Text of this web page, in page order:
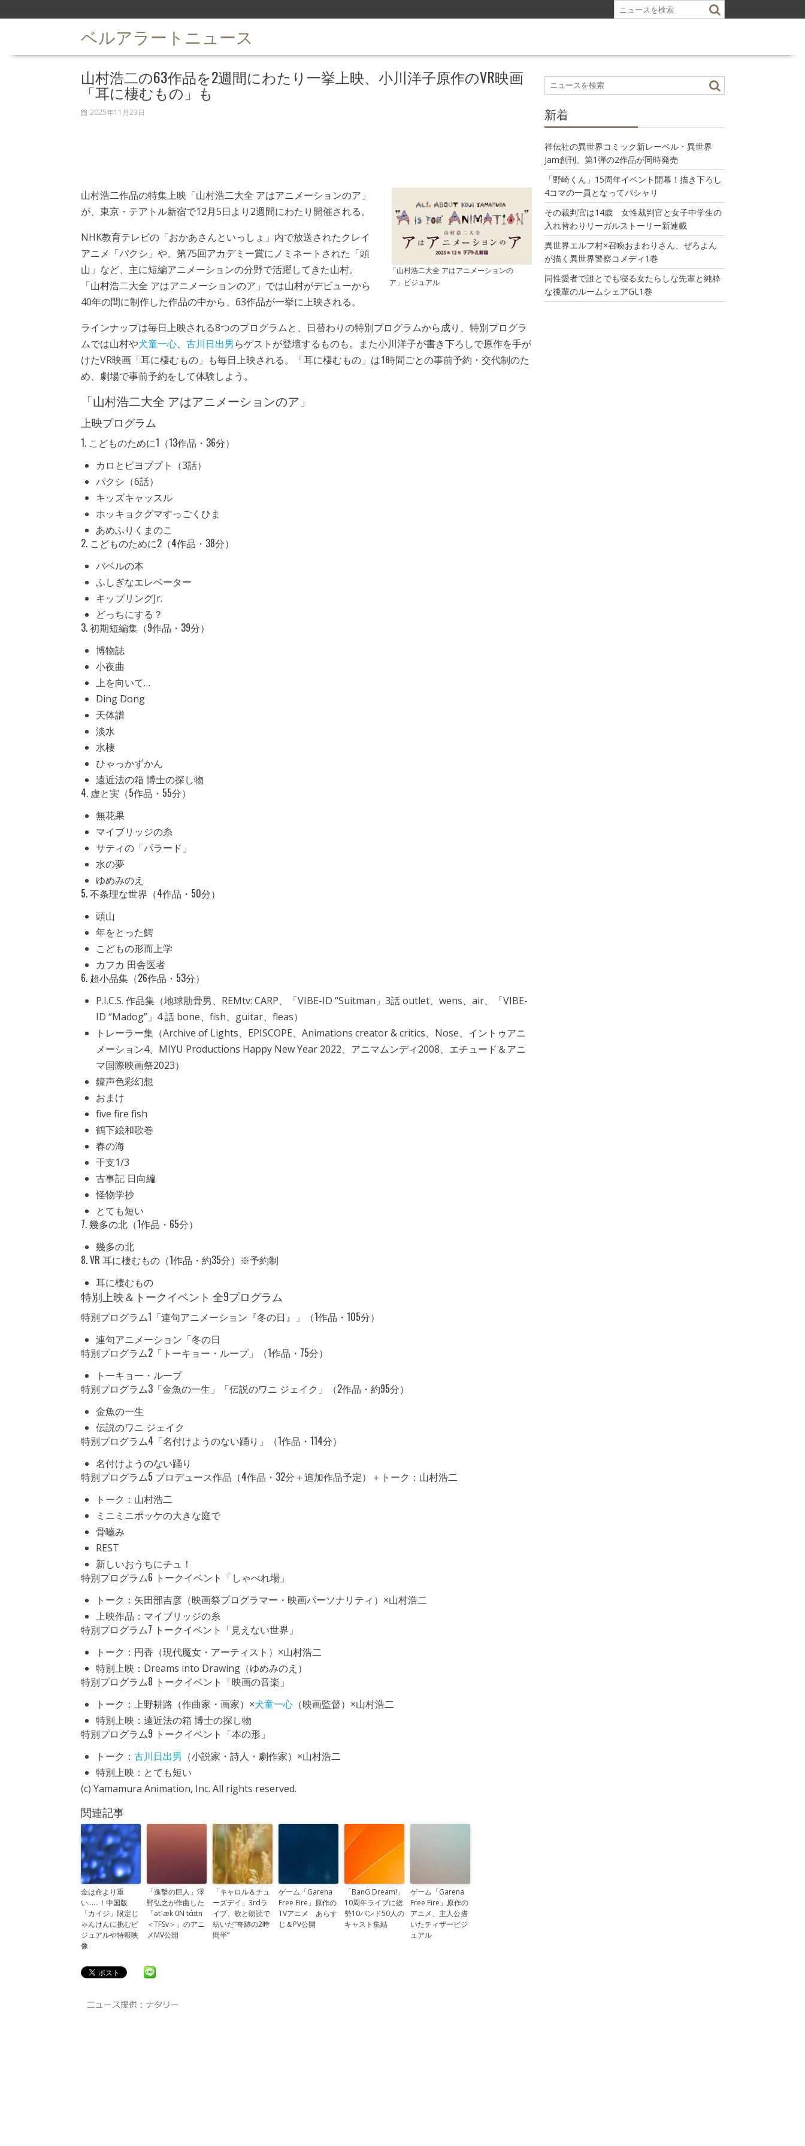
k
ベルアラートニュース
山村浩二の63作品を2週間にわたり一挙上映、小川洋子原作のVR映画
「耳に棲むもの」も
2025年11月23日
「山村浩二大全 アはアニメーションの
ア」ビジュアル
山村浩二作品の特集上映「山村浩二大全 アはアニメーションのア」
が、東京・テアトル新宿で12月5日より2週間にわたり開催される。
NHK教育テレビの「おかあさんといっしょ」内で放送されたクレイ
アニメ「パクシ」や、第75回アカデミー賞にノミネートされた「頭
山」など、主に短編アニメーションの分野で活躍してきた山村。
「山村浩二大全 アはアニメーションのア」では山村がデビューから
40年の間に制作した作品の中から、63作品が一挙に上映される。
ラインナップは毎日上映される8つのプログラムと、日替わりの特別プログラムから成り、特別プログラ
ムでは山村や犬童一心、 古川日出男らゲストが登壇するものも。また小川洋子が書き下ろしで原作を手が
けたVR映画「耳に棲むもの」も毎日上映される。「耳に棲むもの」は1時間ごとの事前予約・交代制のた
め、劇場で事前予約をして体験しよう。
「山村浩二大全 アはアニメーションのア」
上映プログラム
1. こどものために1（13作品・36分）
カロとピヨブプト（3話）
パクシ（6話）
キッズキャッスル
ホッキョクグマすっごくひま
あめふりくまのこ
2. こどものために2（4作品・38分）
バベルの本
ふしぎなエレベーター
キップリングJr.
どっちにする？
3. 初期短編集（9作品・39分）
博物誌
小夜曲
上を向いて…
Ding Dong
天体譜
淡水
水棲
ひゃっかずかん
遠近法の箱 博士の探し物
4. 虚と実（5作品・55分）
無花果
マイブリッジの糸
サティの「パラード」
水の夢
ゆめみのえ
5. 不条理な世界（4作品・50分）
頭山
年をとった鰐
こどもの形而上学
カフカ 田舎医者
6. 超小品集（26作品・53分）
P.I.C.S. 作品集（地球肋骨男、REMtv: CARP、「VIBE-ID “Suitman」3話 outlet、wens、air、「VIBE-
ID “Madog”」4 話 bone、fish、guitar、fleas）
トレーラー集（Archive of Lights、EPISCOPE、Animations creator & critics、Nose、イントゥアニ
メーション4、MIYU Productions Happy New Year 2022、アニマムンディ2008、エチュード＆アニ
マ国際映画祭2023）
鐘声色彩幻想
おまけ
five fire fish
鶴下絵和歌巻
春の海
干支1/3
古事記 日向編
怪物学抄
とても短い
7. 幾多の北（1作品・65分）
幾多の北
8. VR 耳に棲むもの（1作品・約35分）※予約制
耳に棲むもの
特別上映＆トークイベント 全9プログラム
特別プログラム1「連句アニメーション『冬の日』」（1作品・105分）
連句アニメーション「冬の日
特別プログラム2「トーキョー・ループ」（1作品・75分）
トーキョー・ループ
特別プログラム3「金魚の一生」「伝説のワニ ジェイク」（2作品・約95分）
金魚の一生
伝説のワニ ジェイク
特別プログラム4「名付けようのない踊り」（1作品・114分）
名付けようのない踊り
特別プログラム5 プロデュース作品（4作品・32分＋追加作品予定）＋トーク：山村浩二
トーク：山村浩二
ミニミニポッケの大きな庭で
骨嚙み
REST
新しいおうちにチュ！
特別プログラム6 トークイベント「しゃべれ場」
トーク：矢田部吉彦（映画祭プログラマー・映画パーソナリティ）×山村浩二
上映作品：マイブリッジの糸
特別プログラム7 トークイベント「見えない世界」
トーク：円香（現代魔女・アーティスト）×山村浩二
特別上映：Dreams into Drawing（ゆめみのえ）
特別プログラム8 トークイベント「映画の音楽」
トーク：上野耕路（作曲家・画家）×犬童一心（映画監督）×山村浩二
特別上映：遠近法の箱 博士の探し物
特別プログラム9 トークイベント「本の形」
トーク： 古川日出男 （小説家・詩人・劇作家）×山村浩二
特別上映：とても短い
(c) Yamamura Animation, Inc. All rights reserved.
関連記事
金は命より重
い……！中国版
「カイジ」限定じ
ゃんけんに挑むビ
ジュアルや特報映
像
「進撃の巨人」澤
野弘之が作曲した
「ətˈæk 0N tάɪtn
＜TFSv＞」のアニ
メMV公開
「キャロル＆チュ
ーズデイ」3rdラ
イブ、歌と朗読で
紡いだ“奇跡の2時
間半”
ゲーム「Garena
Free Fire」原作の
TVアニメ あらす
じ＆PV公開
「BanG Dream!」
10周年ライブに総
勢10バンド50人の
キャスト集結
ゲーム「Garena
Free Fire」原作の
アニメ、主人公描
いたティザービジ
ュアル
新着
祥伝社の異世界コミック新レーベル・異世界
Jam創刊、第1弾の2作品が同時発売
「野崎くん」15周年イベント開幕！描き下ろし
4コマの一員となってパシャリ
その裁判官は14歳 女性裁判官と女子中学生の
入れ替わりリーガルストーリー新連載
異世界エルフ村×召喚おまわりさん、ぜろよん
が描く異世界警察コメディ1巻
同性愛者で誰とでも寝る女たらしな先輩と純粋
な後輩のルームシェアGL1巻